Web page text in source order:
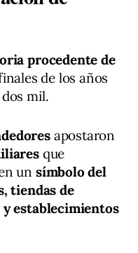
procedente de
de los años
mil.
apostaron
que
un símbolo del
tiendas de
establecimientos